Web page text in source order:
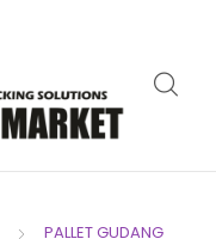
PALLET GUDANG